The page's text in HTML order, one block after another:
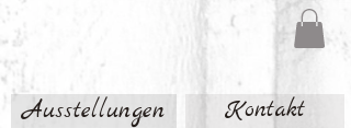
Ausstellungen Kontakt